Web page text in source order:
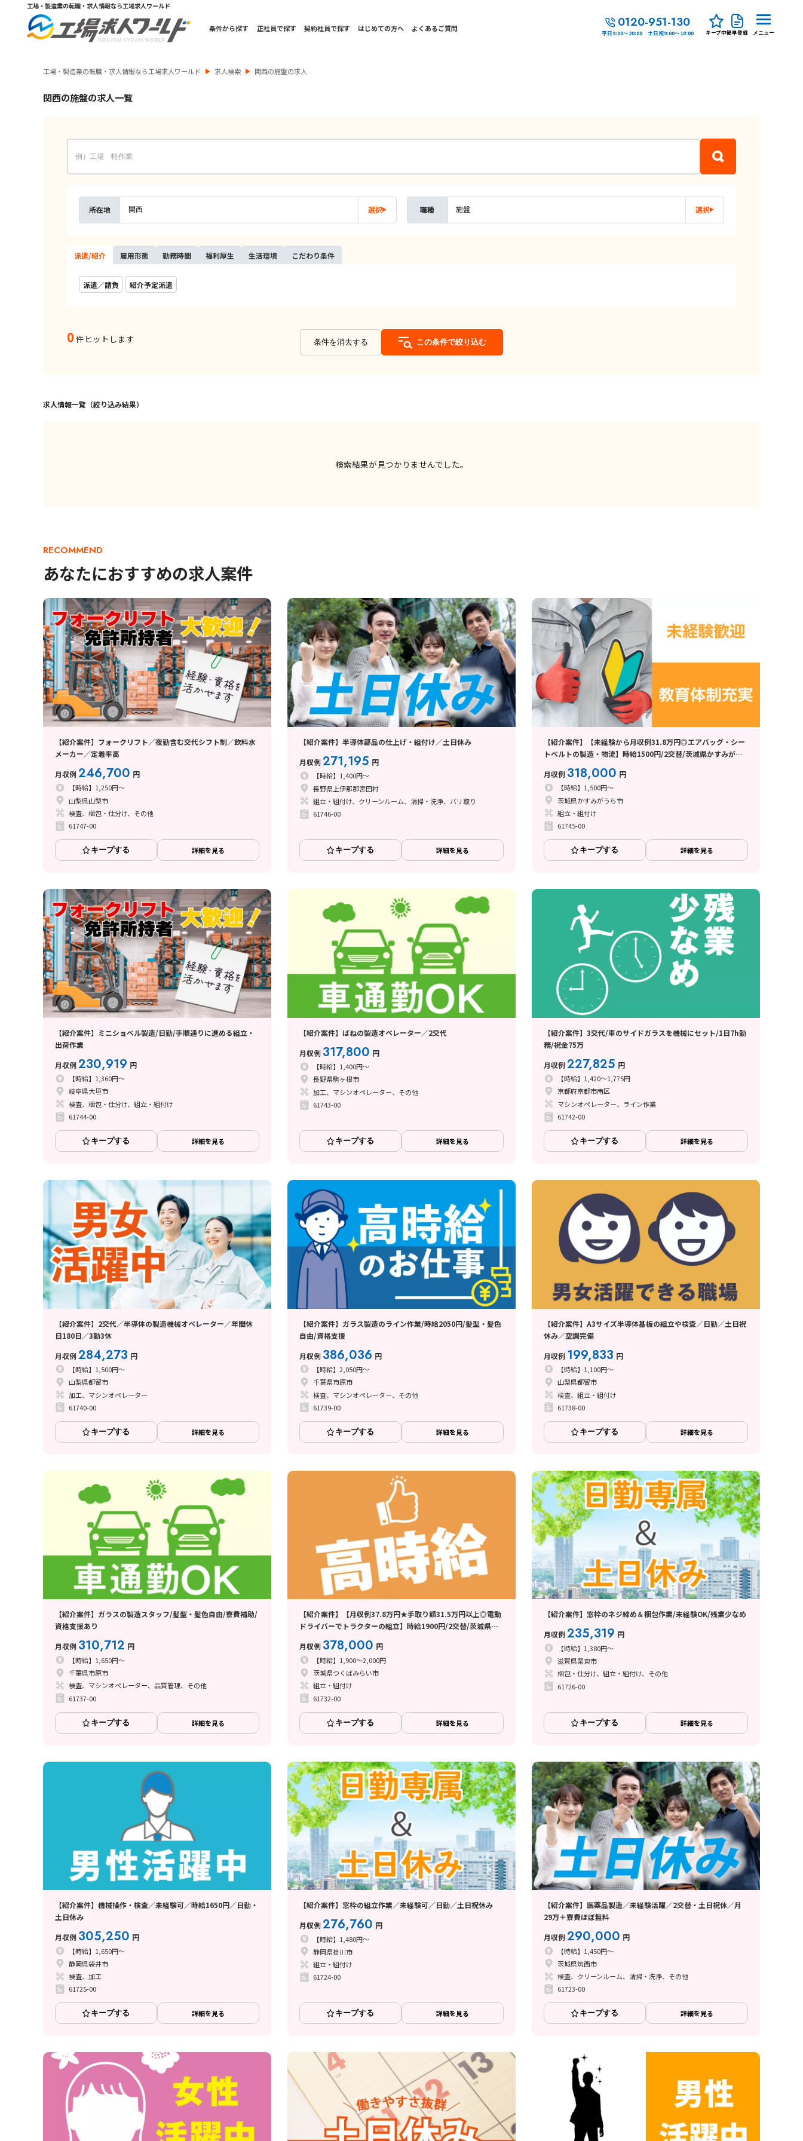
工場・製造業の転職・求人情報なら工場求人ワールド
条件から探す 正社員で探す 契約社員で探す はじめての方へ よくあるご質問 0120-951-130
平日9:00～20:00 土日祝9:00～18:00 キープ中簡単登録 メニュー
工場・製造業の転職・求人情報なら工場求人ワールド 求人検索 関西の施盤の求人
関西の施盤の求人一覧
所在地 関西 選択 職種 施盤 選択
派遣/紹介 雇用形態 勤務時間 福利厚生 生活環境 こだわり条件
派遣／請負 紹介予定派遣
0 件ヒットします 条件を消去する この条件で絞り込む
求人情報一覧（絞り込み結果）
検索結果が見つかりませんでした。
RECOMMEND
あなたにおすすめの求人案件
【紹介案件】フォークリフト／夜勤含む交代シフト制／飲料水
メーカー／定着率高
月収例246,700 円
【時給】1,250円～
山梨県山梨市
検査、梱包・仕分け、その他
61747-00
キープする 詳細を見る
【紹介案件】半導体部品の仕上げ・組付け／土日休み
月収例271,195 円
【時給】1,400円～
長野県上伊那郡宮田村
組立・組付け、クリーンルーム、清掃・洗浄、バリ取り
61746-00
キープする 詳細を見る
【紹介案件】【未経験から月収例31.8万円◎エアバッグ・シー
トベルトの製造・物流】時給1500円/2交替/茨城県かすみがう
月収例 318,000 円
【時給】1,500円～
茨城県かすみがうら市
組立・組付け
61745-00
キープする 詳細を見る
【紹介案件】ミニショベル製造/日勤/手順通りに進める組立・
出荷作業
月収例230,919 円
【時給】1,360円～
岐阜県大垣市
検査、梱包・仕分け、組立・組付け
61744-00
キープする 詳細を見る
【紹介案件】ばねの製造オペレーター／2交代
月収例 317,800 円
【時給】1,400円～
長野県駒ヶ根市
加工、マシンオペレーター、その他
61743-00
キープする 詳細を見る
【紹介案件】3交代/車のサイドガラスを機械にセット/1日7h勤
務/祝金75万
月収例227,825 円
【時給】1,420～1,775円
京都府京都市南区
マシンオペレーター、ライン作業
61742-00
キープする 詳細を見る
【紹介案件】2交代／半導体の製造機械オペレーター／年間休
日180日／3勤3休
月収例284,273 円
【時給】1,500円～
山梨県都留市
加工、マシンオペレーター
61740-00
キープする 詳細を見る
【紹介案件】ガラス製造のライン作業/時給2050円/髪型・髪色
自由/資格支援
月収例 386,036 円
【時給】2,050円～
千葉県市原市
検査、マシンオペレーター、その他
61739-00
キープする 詳細を見る
【紹介案件】A3サイズ半導体基板の組立や検査／日勤／土日祝
休み／空調完備
月収例 199,833 円
【時給】1,100円～
山梨県都留市
検査、組立・組付け
61738-00
キープする 詳細を見る
【紹介案件】ガラスの製造スタッフ/髪型・髪色自由/寮費補助/
資格支援あり
月収例 310,712 円
【時給】1,650円～
千葉県市原市
検査、マシンオペレーター、品質管理、その他
61737-00
キープする 詳細を見る
【紹介案件】【月収例37.8万円★手取り額31.5万円以上◎電動
ドライバーでトラクターの組立】時給1900円/2交替/茨城県つ
くばみらい市坂野新田/土日orシフト休み/即入寮OKで寮費無料
月収例 378,000 円
【時給】1,900～2,000円
茨城県つくばみらい市
組立・組付け
61732-00
キープする 詳細を見る
【紹介案件】窓枠のネジ締め＆梱包作業/未経験OK/残業少なめ
月収例235,319 円
【時給】1,380円～
滋賀県栗東市
梱包・仕分け、組立・組付け、その他
61726-00
キープする 詳細を見る
【紹介案件】機械操作・検査／未経験可／時給1650円／日勤・
土日休み
月収例 305,250 円
【時給】1,650円～
静岡県袋井市
検査、加工
61725-00
キープする 詳細を見る
【紹介案件】窓枠の組立作業／未経験可／日勤／土日祝休み
月収例276,760 円
【時給】1,480円～
静岡県掛川市
組立・組付け
61724-00
キープする 詳細を見る
【紹介案件】医薬品製造／未経験活躍／2交替・土日祝休／月
29万＋寮費ほぼ無料
月収例290,000 円
【時給】1,450円～
茨城県筑西市
検査、クリーンルーム、清掃・洗浄、その他
61723-00
キープする 詳細を見る